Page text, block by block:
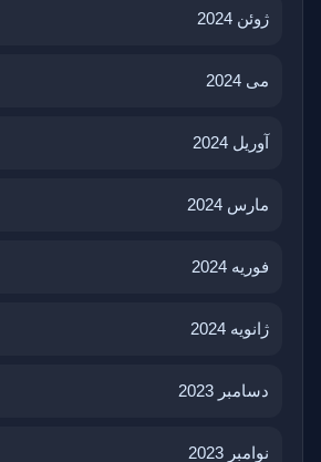
ژوئن 2024
می 2024
آوریل 2024
مارس 2024
فوریه 2024
ژانویه 2024
دسامبر 2023
نوامبر 2023